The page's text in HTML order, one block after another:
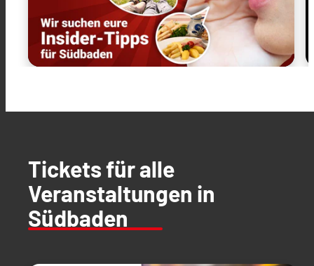
Tickets für alle
Veranstaltungen in
Südbaden